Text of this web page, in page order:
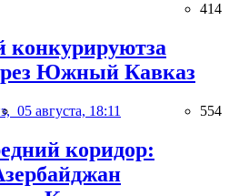
414
Южный Кавказ
05 августа, 18:11 554
коридор: